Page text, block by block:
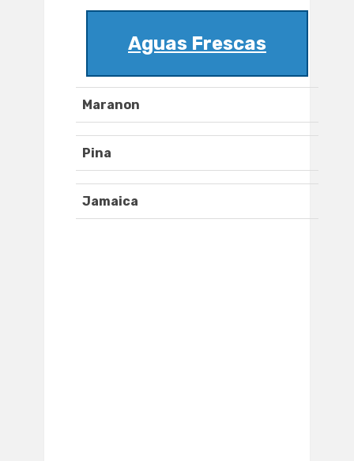
Aguas Frescas
Maranon
Pina
Jamaica